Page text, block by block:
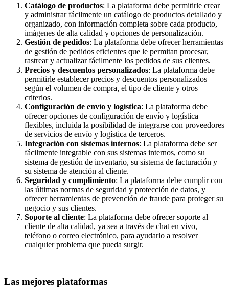
Catálogo de productos: La plataforma debe permitirle crear
y administrar fácilmente un catálogo de productos detallado y
organizado, con información completa sobre cada producto,
imágenes de alta calidad y opciones de personalización.
Gestión de pedidos: La plataforma debe ofrecer herramientas
de gestión de pedidos eficientes que le permitan procesar,
rastrear y actualizar fácilmente los pedidos de sus clientes.
Precios y descuentos personalizados: La plataforma debe
permitirle establecer precios y descuentos personalizados
según el volumen de compra, el tipo de cliente y otros
criterios.
Configuración de envío y logística: La plataforma debe
ofrecer opciones de configuración de envío y logística
flexibles, incluida la posibilidad de integrarse con proveedores
de servicios de envío y logística de terceros.
Integración con sistemas internos: La plataforma debe ser
fácilmente integrable con sus sistemas internos, como su
sistema de gestión de inventario, su sistema de facturación y
su sistema de atención al cliente.
Seguridad y cumplimiento: La plataforma debe cumplir con
las últimas normas de seguridad y protección de datos, y
ofrecer herramientas de prevención de fraude para proteger su
negocio y sus clientes.
Soporte al cliente: La plataforma debe ofrecer soporte al
cliente de alta calidad, ya sea a través de chat en vivo,
teléfono o correo electrónico, para ayudarlo a resolver
cualquier problema que pueda surgir.
Las mejores plataformas